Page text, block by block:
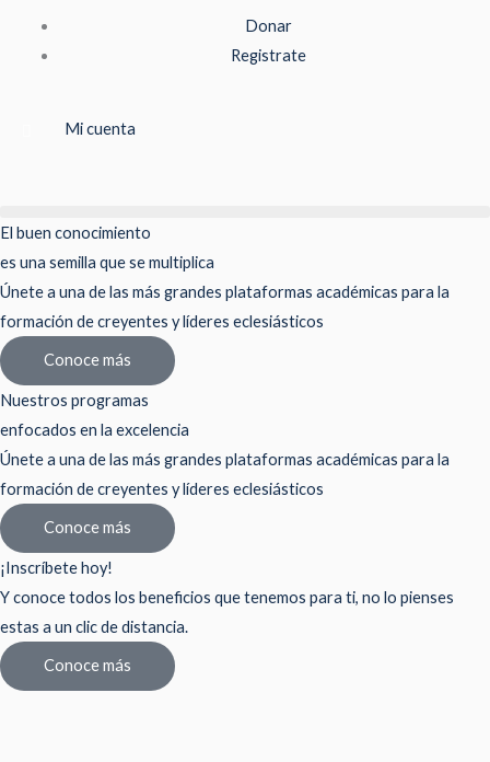
Donar
Registrate
Mi cuenta
El buen conocimiento
es una semilla que se multiplica
Únete a una de las más grandes plataformas académicas para la
formación de creyentes y líderes eclesiásticos
Conoce más
Nuestros programas
enfocados en la excelencia
Únete a una de las más grandes plataformas académicas para la
formación de creyentes y líderes eclesiásticos
Conoce más
¡Inscríbete hoy!
Y conoce todos los beneficios que tenemos para ti, no lo pienses
estas a un clic de distancia.
Conoce más